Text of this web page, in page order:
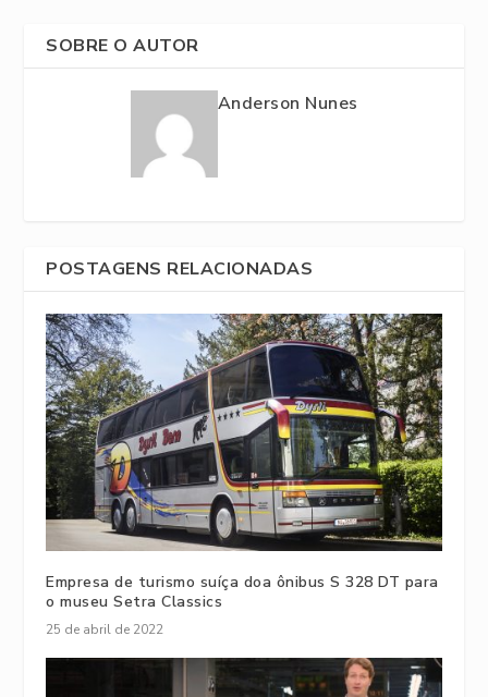
SOBRE O AUTOR
Anderson Nunes
POSTAGENS RELACIONADAS
Empresa de turismo suíça doa ônibus S 328 DT para
o museu Setra Classics
25 de abril de 2022